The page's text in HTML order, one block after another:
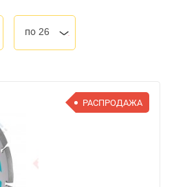
по 26
РАСПРОДАЖА